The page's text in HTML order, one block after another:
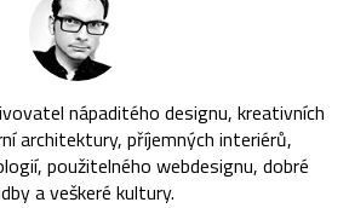
nápaditého designu, kreativních
architektury, příjemných interiérů,
použitelného webdesignu, dobré
a veškeré kultury.